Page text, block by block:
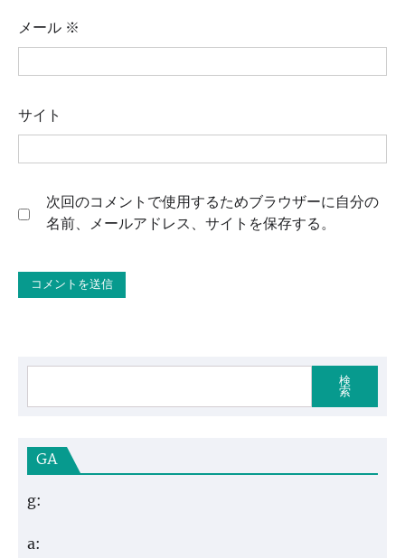
メール ※
サイト
次回のコメントで使用するためブラウザーに自分の
名前、メールアドレス、サイトを保存する。
検
索
GA
g:
a: